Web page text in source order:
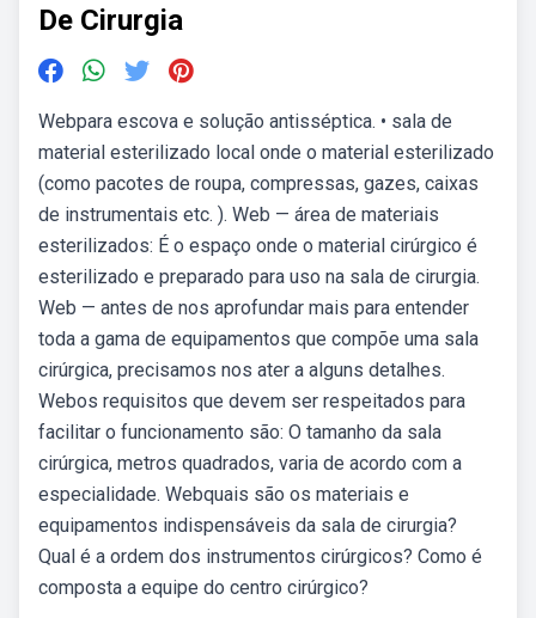
De Cirurgia
Webpara escova e solução antisséptica. • sala de
material esterilizado local onde o material esterilizado
(como pacotes de roupa, compressas, gazes, caixas
de instrumentais etc. ). Web — área de materiais
esterilizados: É o espaço onde o material cirúrgico é
esterilizado e preparado para uso na sala de cirurgia.
Web — antes de nos aprofundar mais para entender
toda a gama de equipamentos que compõe uma sala
cirúrgica, precisamos nos ater a alguns detalhes.
Webos requisitos que devem ser respeitados para
facilitar o funcionamento são: O tamanho da sala
cirúrgica, metros quadrados, varia de acordo com a
especialidade. Webquais são os materiais e
equipamentos indispensáveis da sala de cirurgia?
Qual é a ordem dos instrumentos cirúrgicos? Como é
composta a equipe do centro cirúrgico?